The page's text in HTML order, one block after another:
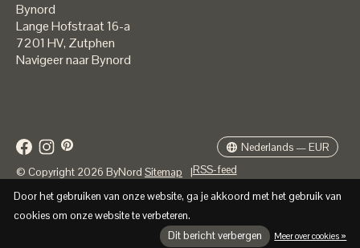
Bynord
Lange Hofstraat 16-a
7201 HV, Zutphen
Navigeer naar Bynord
© Copyright 2026 ByNord Sitemap |RSS-feed
Nederlands — EUR
Door het gebruiken van onze website, ga je akkoord met het gebruik van
cookies om onze website te verbeteren.
Dit bericht verbergen
Meer over cookies »